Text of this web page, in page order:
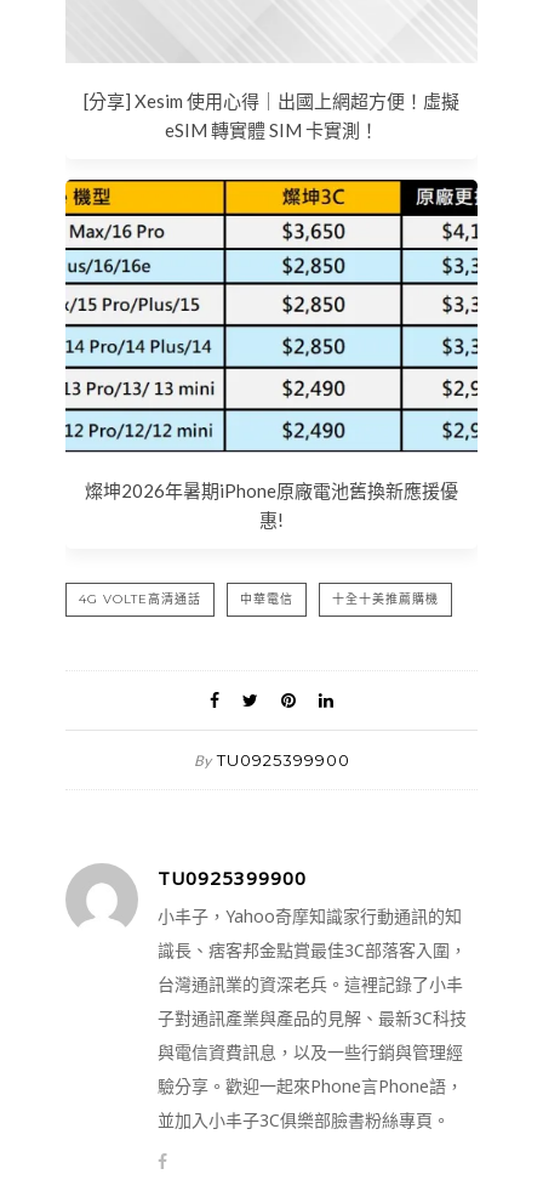
[分享] Xesim 使用心得｜出國上網超方便！虛擬
eSIM 轉實體 SIM 卡實測！
燦坤2026年暑期iPhone原廠電池舊換新應援優
惠!
4G VOLTE高清通話 中華電信 十全十美推薦購機
By TU0925399900
TU0925399900
小丰子，Yahoo奇摩知識家行動通訊的知
識長、痞客邦金點賞最佳3C部落客入圍，
台灣通訊業的資深老兵。這裡記錄了小丰
子對通訊產業與產品的見解、最新3C科技
與電信資費訊息，以及一些行銷與管理經
驗分享。歡迎一起來Phone言Phone語，
並加入小丰子3C俱樂部臉書粉絲專頁。